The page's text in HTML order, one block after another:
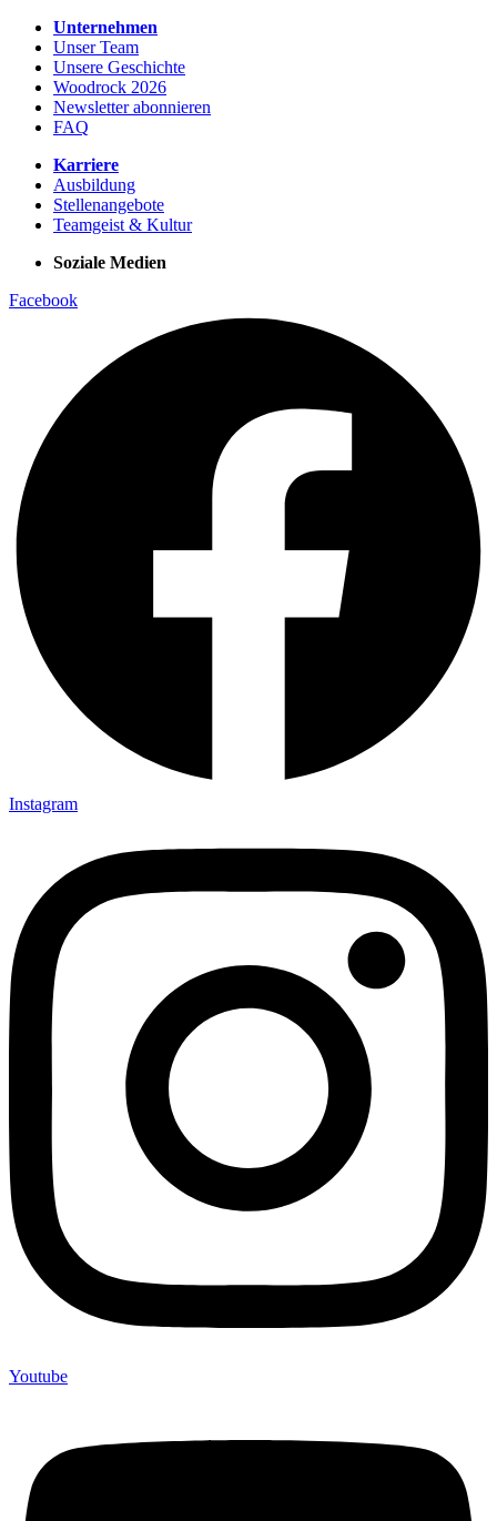
Unternehmen
Unser Team
Unsere Geschichte
Woodrock 2026
Newsletter abonnieren
FAQ
Karriere
Ausbildung
Stellenangebote
Teamgeist & Kultur
Soziale Medien
Facebook
Instagram
Youtube